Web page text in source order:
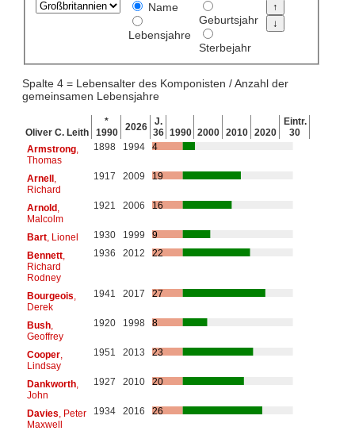
Name
Lebensjahre
Geburtsjahr
Sterbejahr
Spalte 4 = Lebensalter des Komponisten / Anzahl der
gemeinsamen Lebensjahre
Oliver C. Leith
*
1990
2026
J.
36 1990 2000 2010 2020
Eintr.
30
Armstrong,
Thomas
1898 1994 4
Arnell,
Richard
1917 2009 19
Arnold,
Malcolm
1921 2006 16
Bart, Lionel 1930 1999
9
Bennett,
Richard
Rodney
1936 2012 22
Bourgeois
Derek
1941 2017 27
Bush,
Geoffrey
1920 1998 8
Cooper,
Lindsay
1951 2013 23
Dankworth,
John
1927 2010 20
Davies , Peter
Maxwell
1934 2016 26